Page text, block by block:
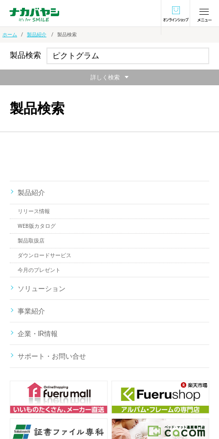
オンラインショ
ホーム 製品紹介 製品検索
製品検索
製品検索
詳しく検索
製品紹介
リリース情報
WEB版カタログ
製品取扱店
ダウンロードサービス
今月のプレゼント
ソリューション
事業紹介
企業・IR情報
サポート・お問い合せ